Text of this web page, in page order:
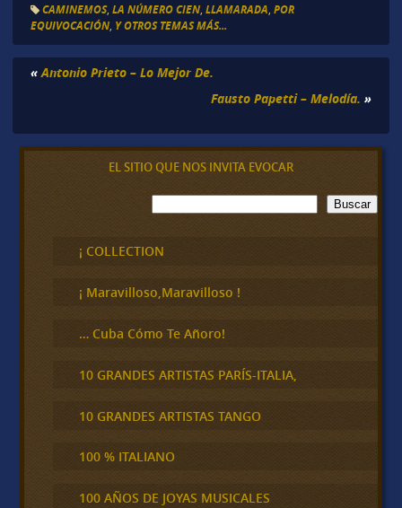
CAMINEMOS, LA NÚMERO CIEN, LLAMARADA POR
EQUIVOCACIÓN, Y OTROS TEMAS MÁS...
« Antonio Prieto – Lo Mejor De.
Fausto Papetti – Melodía. »
EL SITIO QUE NOS INVITA EVOCAR
B
u
c
a
Buscar
¡ COLLECTION
¡ Maravilloso,Maravilloso !
… Cuba Cómo Te Añoro!
10 GRANDES ARTISTAS PARÍS-ITALIA,
10 GRANDES ARTISTAS TANGO
100 % ITALIANO
100 AÑOS DE JOYAS MUSICALES